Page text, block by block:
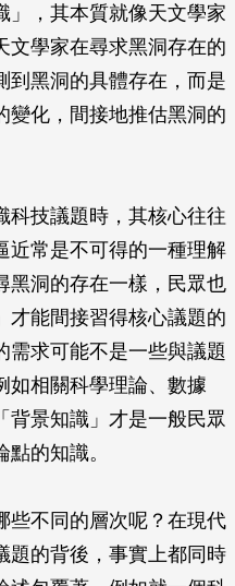
」，其本質就像天文學家
文學家在尋求黑洞存在的
到黑洞的具體存在，而是
變化，間接地推估黑洞的
科技議題時，其核心往往
近常是不可得的一種理解
黑洞的存在一樣，民眾也
才能間接習得核心議題的
需求可能不是一些與議題
如相關科學理論、數據
背景知識」才是一般民眾
的知識。
些不同的層次呢？在現代
題的背後，事實上都同時